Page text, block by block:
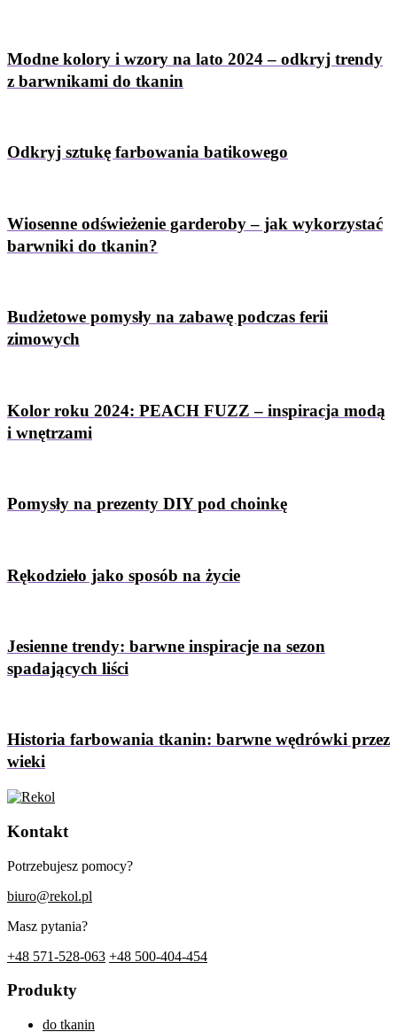
Modne kolory i wzory na lato 2024 – odkryj trendy
z barwnikami do tkanin
Odkryj sztukę farbowania batikowego
Wiosenne odświeżenie garderoby – jak wykorzystać
barwniki do tkanin?
Budżetowe pomysły na zabawę podczas ferii
zimowych
Kolor roku 2024: PEACH FUZZ – inspiracja modą
i wnętrzami
Pomysły na prezenty DIY pod choinkę
Rękodzieło jako sposób na życie
Jesienne trendy: barwne inspiracje na sezon
spadających liści
Historia farbowania tkanin: barwne wędrówki przez
wieki
Kontakt
Potrzebujesz pomocy?
biuro@rekol.pl
Masz pytania?
+48 571-528-063 +48 500-404-454
Produkty
do tkanin